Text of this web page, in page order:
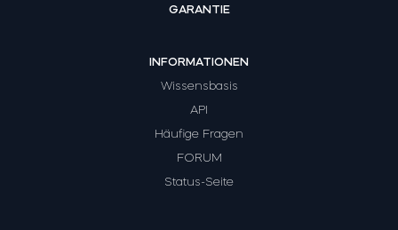
GARANTIE
INFORMATIONEN
Wissensbasis
API
Häufige Fragen
FORUM
Status-Seite